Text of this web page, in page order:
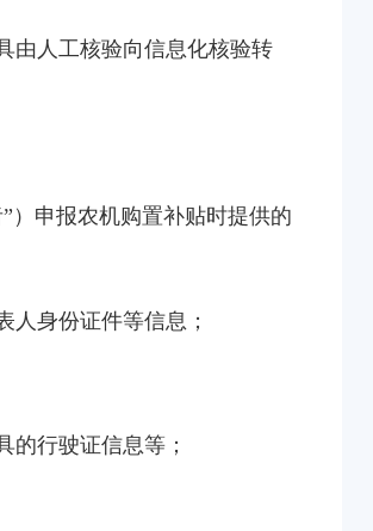
由人工核验向信息化核验转
）申报农机购置补贴时提供的
人身份证件等信息；
的行驶证信息等；